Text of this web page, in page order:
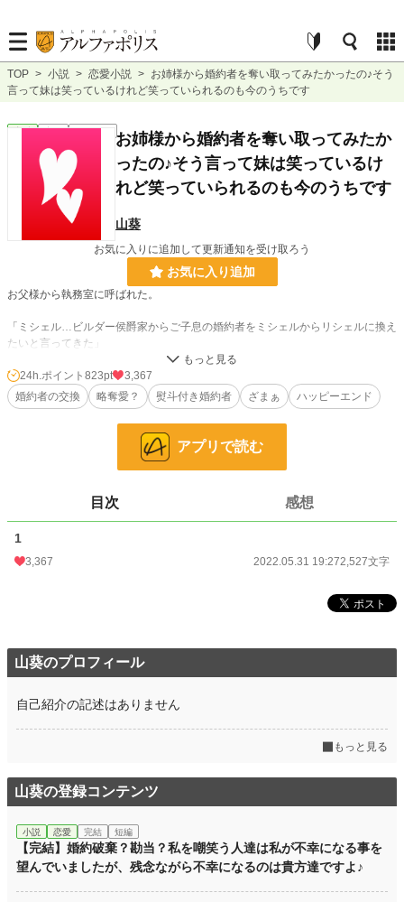
TOP > 小説 > 恋愛小説 > お姉様から婚約者を奪い取ってみたかったの♪そう
言って妹は笑っているけれど笑っていられるのも今のうちです
恋愛 完結 ｼｮｰﾄｼｮｰﾄ
お姉様から婚約者を奪い取ってみたか
ったの♪そう言って妹は笑っているけ
れど笑っていられるのも今のうちです
山葵
お気に入りに追加して更新通知を受け取ろう
お気に入り追加
お父様から執務室に呼ばれた。
「ミシェル…ビルダー侯爵家からご子息の婚約者をミシェルからリシェルに換え
たいと言ってきた」
「まぁそれは本当ですか？」
「すまないがミシェルではなくリシェルをビルダー侯爵家に嫁がせる」
部屋を出ると妹のリシェルが意地悪い笑顔をして待っていた。
「いつもチヤホヤされるお姉様から何かを奪ってみたかったの。だから婚約者の
スタイン様を奪う事にしたのよ。スタイン様と結婚できなくて残念ね♪」
残念？いえいえスタイン様なんて熨斗付けてリシェルにあげるわ！
お気に入り 455
初回公開日時 2022.05.31 19:27
週間ポイント 7,680 pt (1,325 位)
38,789 pt (1,181 位)
24h.ポイント 823pt
3,367
婚約者の交換
略奪愛？ 熨斗付き婚約者 ざまぁ ハッピーエンド
アプリで読む
目次 感想
1
3,367 2022.05.31 19:272,527文字
山葵のプロフィール
自己紹介の記述はありません
もっと見る
山葵の登録コンテンツ
小説 恋愛 完結 短編
【完結】婚約破棄？勘当？私を嘲笑う人達は私が不幸になる事を
望んでいましたが、残念ながら不幸になるのは貴方達ですよ♪